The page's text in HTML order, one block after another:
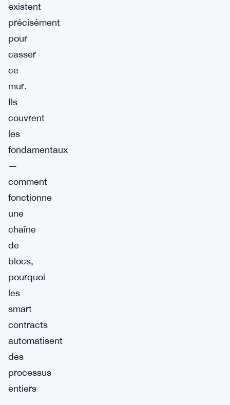
existent
précisément
pour
casser
ce
mur.
Ils
couvrent
les
fondamentaux
—
comment
fonctionne
une
chaîne
de
blocs,
pourquoi
les
smart
contracts
automatisent
des
processus
entiers